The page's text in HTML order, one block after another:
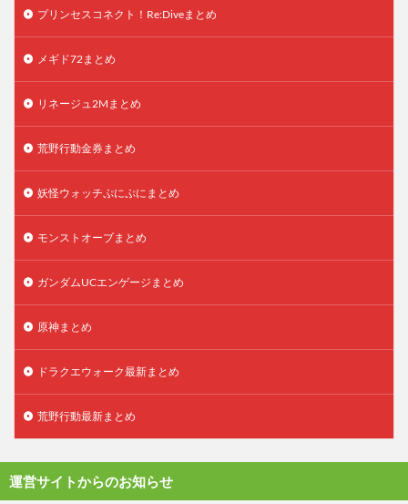
プリンセスコネクト！Re:Diveまとめ
メギド72まとめ
リネージュ2Mまとめ
荒野行動金券まとめ
妖怪ウォッチぷにぷにまとめ
モンストオーブまとめ
ガンダムUCエンゲージまとめ
原神まとめ
ドラクエウォーク最新まとめ
荒野行動最新まとめ
運営サイトからのお知らせ